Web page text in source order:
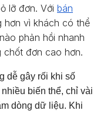
lỡ đơn. Với bán
hơn vì khách có thể
phản hồi nhanh
chốt đơn cao hơn.
dễ gây rối khi số
biến thể, chỉ vài
dòng dữ liệu. Khi